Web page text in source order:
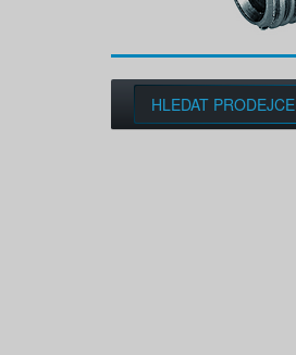
HLEDAT PRODEJCE